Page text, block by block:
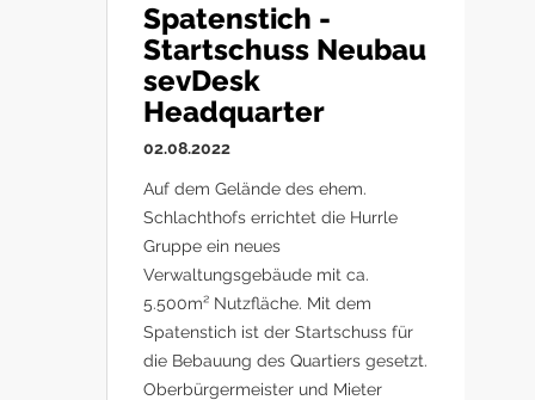
Spatenstich -
Startschuss Neubau
sevDesk
Headquarter
02.08.2022
Auf dem Gelände des ehem.
Schlachthofs errichtet die Hurrle
Gruppe ein neues
Verwaltungsgebäude mit ca.
5.500m² Nutzfläche. Mit dem
Spatenstich ist der Startschuss für
die Bebauung des Quartiers gesetzt.
Oberbürgermeister und Mieter